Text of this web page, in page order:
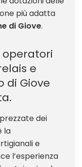
più adatta
di Giove.
operatori
e
di Giove
dei
la
e
l’esperienza